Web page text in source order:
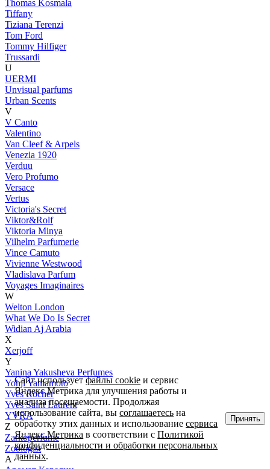
Thomas Kosmala
Tiffany
Tiziana Terenzi
Tom Ford
Tommy Hilfiger
Trussardi
U
UERMI
Unvisual parfums
Urban Scents
V
V Canto
Valentino
Van Cleef & Arpels
Venezia 1920
Verduu
Vero Profumo
Versace
Vertus
Victoria's Secret
Viktor&Rolf
Viktoria Minya
Vilhelm Parfumerie
Vince Camuto
Vivienne Westwood
Vladislava Parfum
Voyages Imaginaires
W
Welton London
What We Do Is Secret
Widian Aj Arabia
X
Xerjoff
Y
Yanina Yakusheva Perfumes
Yohji Yamamoto
Yves Rocher
Yves Saint Laurent
YVRA
Z
Zarkoperfume
Zoologist
А
Сайт используетфайлы cookie и сервис
Яндекс.Метрика для улучшения работы и
анализа посещаемости. Продолжая
использование сайта, высоглашаетесь на
обработку этих данных и использованиесервиса
Яндекс.Метрика в соответствии сПолитикой
конфиденциальности и обработки персональных
данных.
Принять